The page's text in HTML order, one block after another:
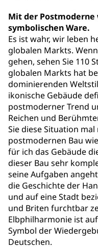
Mit der
symbolischen Ware.
Es ist wahr, wir leben
globalen Markts.
gehen, sehen Sie 110
globalen Markts hat
dominierenden
ikonische Gebäude
postmoderner Trend
Reichen und
Sie diese Situation
postmodernen Bau
für ich das Gebäude
dieser Bau sehr
seine Aufgaben
die Geschichte der
und auf eine Stadt
und Briten furchtbar
Elbphilharmonie ist
Symbol der
Deutschen.